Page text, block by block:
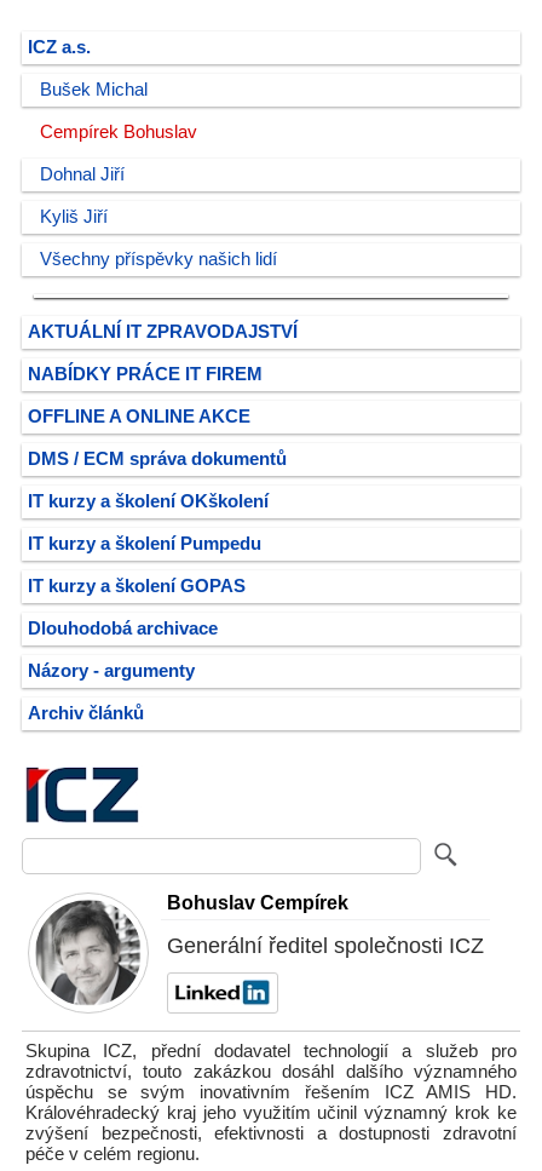
ICZ a.s.
Bušek Michal
Cempírek Bohuslav
Dohnal Jiří
Kyliš Jiří
Všechny příspěvky našich lidí
AKTUÁLNÍ IT ZPRAVODAJSTVÍ
NABÍDKY PRÁCE IT FIREM
OFFLINE A ONLINE AKCE
DMS / ECM správa dokumentů
IT kurzy a školení OKškolení
IT kurzy a školení Pumpedu
IT kurzy a školení GOPAS
Dlouhodobá archivace
Názory - argumenty
Archiv článků
Bohuslav Cempírek
Generální ředitel společnosti ICZ
Skupina ICZ, přední dodavatel technologií a služeb pro
zdravotnictví, touto zakázkou dosáhl dalšího významného
úspěchu se svým inovativním řešením ICZ AMIS HD.
Královéhradecký kraj jeho využitím učinil významný krok ke
zvýšení bezpečnosti, efektivnosti a dostupnosti zdravotní
péče v celém regionu.